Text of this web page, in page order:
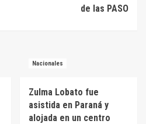
de las PASO
Nacionales
Zulma Lobato fue
asistida en Paraná y
alojada en un centro